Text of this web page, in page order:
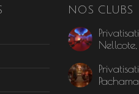
NOS CLUBS